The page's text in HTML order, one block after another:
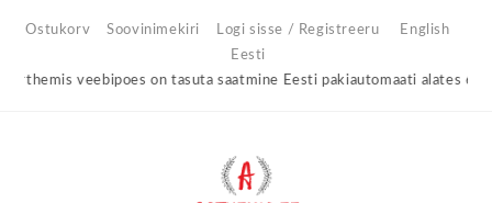
Ostukorv Soovinimekiri Logi sisse / Registreeru
English
Eesti
veebipoes on tasuta saatmine Eesti pakiautomaati alates 60€